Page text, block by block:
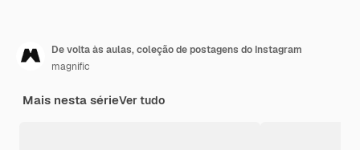
De volta às aulas, coleção de postagens do Instagram
magnific
Mais nesta sérieVer tudo